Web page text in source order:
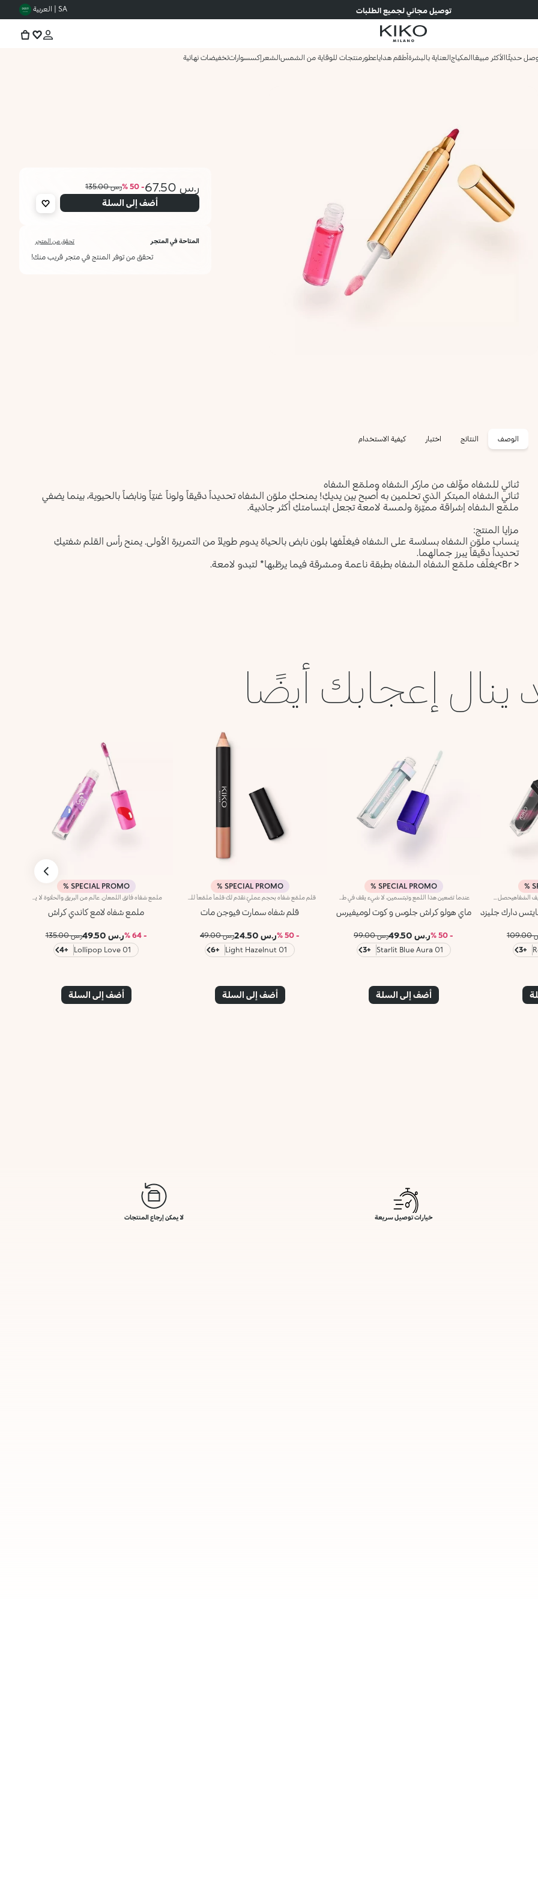
توصيل مجاني لجميع الطلبات SA | العربية
حديثًاالأكثر مبيعًاالمكياجالعناية بالبشرةأطقم هداياعطورمنتجات للوقاية من الشمسالشعر إكسسواراتتخفيضات نهائية
ر.س 67.50 - 50 % ر.س 135.00
أضف إلى السلة
المتاحة في المتجر تحقق من المتجر
تحقق من توفر المنتج في متجر قريب منك!
الوصف النتائج اختبار كيفية الاستخدام
ثنائي للشفاه مؤّلف من ماركر الشفاه وملمّع الشفاه
ثنائي الشفاه المبتكر الذي تحلمين به أصبح بين يديكِ! يمنحكِ ملوّن الشفاه تحديداً دقيقاً ولوناً غنيّاً ونابضاً بالحيوية، بينما يضفي
ملمّع الشفاه إشراقة مميّزة ولمسة لامعة تجعل ابتسامتكِ أكثر جاذبية.
مزايا المنتج:
ينساب ملوّن الشفاه بسلاسة على الشفاه فيغلّفها بلون نابض بالحياة يدوم طويلاً من التمريرة الأولى. يمنح رأس القلم شفتيكِ
تحديداً دقيقاً يبرز جمالهما.
< Br>يغلّف ملمّع الشفاه الشفاه بطبقة ناعمة ومشرقة فيما يرطّبها* لتبدو لامعة.
ينال إعجابك أيضًا
دارك جليزد
+3
SPECIAL PROMO %
ماي هولو كراش جلوس و كوت لوميفيرس
- 50 % ر.س 49.50
ر.س 99.00
01 Starlit Blue Aura
+3
أضف إلى السلة
SPECIAL PROMO %
قلم شفاه سمارت فيوجن مات
- 50 % ر.س 24.50
ر.س 49.00
01 Light Hazelnut
+6
أضف إلى السلة
SPECIAL PROMO %
ملمع شفاه لامع كاندي كراش
- 64 % ر.س 49.50
ر.س 135.00
01 Lollipop Love
+4
أضف إلى السلة
خيارات توصيل سريعة لا يمكن إرجاع المنتجات